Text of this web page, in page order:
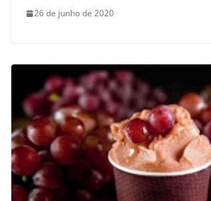
26 de junho de 2020